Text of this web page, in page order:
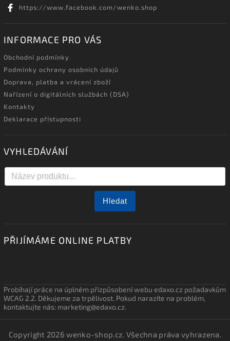
https://www.facebook.com/wenko.shop
INFORMACE PRO VÁS
Obchodní podmínky
Podmínky ochrany osobních údajů
Doprava, platba a vrácení zboží
Nařízení o digitálních službách (DSA)
Kontakty
Deklarace přístupnosti
VYHLEDÁVÁNÍ
Hledat
PŘIJÍMÁME ONLINE PLATBY
Probíhají práce na úplném přizpůsobení webu edaxo.cz požadavkům
WCAG 2.2. Děkujeme za trpělivost. Pokud narazíte na problém,
kontaktujte nás: marketing@edaxo.cz.
Copyright 2026wenko-shop.cz. Všechna práva vyhrazena.